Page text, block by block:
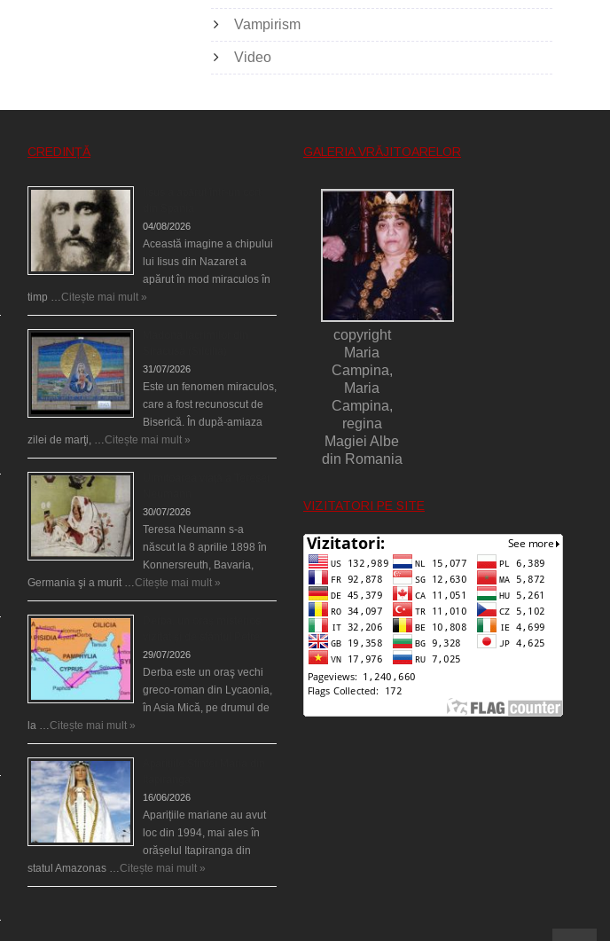
Vampirism
Video
CREDINȚĂ
04/08/2026
Această imagine a chipului
lui Iisus din Nazaret a
apărut în mod miraculos în
timp …Citește mai mult »
31/07/2026
Este un fenomen miraculos,
care a fost recunoscut de
Biserică. În după-amiaza
zilei de marţi, …Citește mai mult »
30/07/2026
Teresa Neumann s-a
născut la 8 aprilie 1898 în
Konnersreuth, Bavaria,
Germania şi a murit …Citește mai mult »
29/07/2026
Derba este un oraş vechi
greco-roman din Lycaonia,
în Asia Mică, pe drumul de
la …Citește mai mult »
16/06/2026
Aparițiile mariane au avut
loc din 1994, mai ales în
orășelul Itapiranga din
statul Amazonas …Citește mai mult »
GALERIA VRĂJITOARELOR
copyright
Maria
Campina,
Maria
Campina,
regina
Magiei Albe
din Romania
VIZITATORI PE SITE